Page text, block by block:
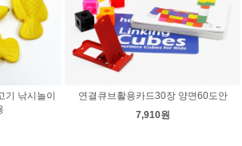
기 낚시놀이
연결큐브활용카드30장 양면60도안
7,910원